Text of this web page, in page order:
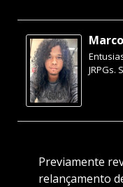
JRPGs.
Previamente
relançamento